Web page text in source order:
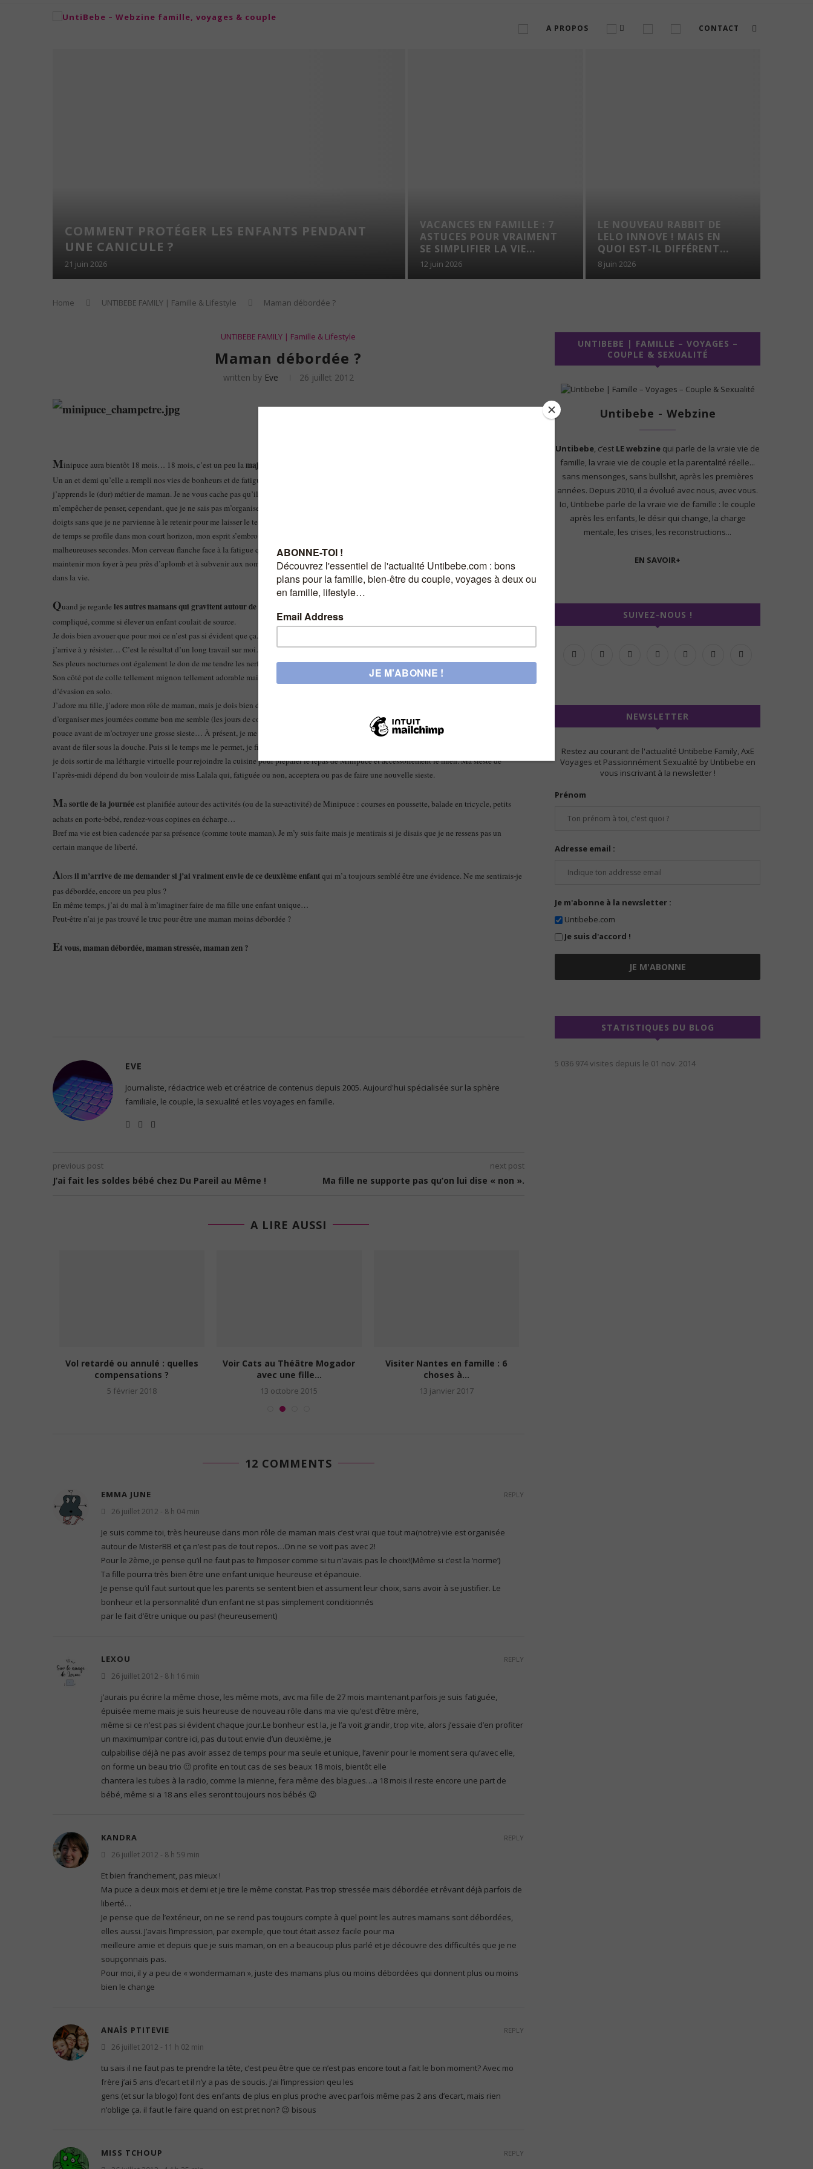
A PROPOS CONTACT
COMMENT PROTÉGER LES ENFANTS PENDANT
UNE CANICULE ?
21 juin 2026
VACANCES EN FAMILLE : 7
ASTUCES POUR VRAIMENT
SE SIMPLIFIER LA VIE...
12 juin 2026
LE NOUVEAU RABBIT DE
LELO INNOVE ! MAIS EN
QUOI EST-IL DIFFÉRENT...
8 juin 2026
Home UNTIBEBE FAMILY | Famille & Lifestyle Maman débordée ?
UNTIBEBE FAMILY | Famille & Lifestyle
Maman débordée ?
written by Eve 26 juillet 2012
Minipuce aura bientôt 18 mois… 18 mois, c’est un peu lamajorité des bébés, le passage de l’âge du tout petit à l’enfance
Un an et demi qu’elle a rempli nos vies de bonheurs et de fatigue, d’agacement parfois et de merveilleux souvenirs. Un an et demi que
j’apprends le (dur) métier de maman. Je ne vous cache pas qu’il m’arrive de pester contre ma vie que je trouve désormais trop chargée. Je ne peux
m’empêcher de penser, cependant, que je ne sais pas m’organiser. Je me sens toujours dépassée et débordée, comme si le temps filait entre mes
doigts sans que je ne parvienne à le retenir pour me laisser le temps de faire le milliards de choses qui grouillent dans ma tête. Et, quand un peu
de temps se profile dans mon court horizon, mon esprit s’embrouille et semble effacer le disque dur de mes pensées en l’espace de quelques
malheureuses secondes. Mon cerveau flanche face à la fatigue qui m’a envahit sans que je ne m’en rende réellement compte, trop occupée à
maintenir mon foyer à peu près d’aplomb et à subvenir aux nombreux besoins d’une petite fille de presque 18 mois qui sait déjà ce qu’elle veut
dans la vie.
Quand je regarde les autres mamans qui gravitent autour de moi, elle semble presque zen
compliqué, comme si élever un enfant coulait de source.
Je dois bien avouer que pour moi ce n’est pas si évident que ça. Pendant longtemps j’ai angoissé à entendre les pleurs de ma fille. À présent
j’arrive à y résister… C’est le résultat d’un long travail sur moi…
Ses pleurs nocturnes ont également le don de me tendre les nerfs.
Son côté pot de colle tellement mignon tellement adorable mais tellement présent a tendance à m’étouffer, me permettant ainsi de faire des rêves
d’évasion en solo.
J’adore ma fille, j’adore mon rôle de maman, mais je dois bien dire que je me sens parfois en manque de liberté. S’en est bien fini la possibilité
d’organiser mes journées comme bon me semble (les jours de congés bien évidemment), à trainasser des heures devant mon Pc, manger sur le
pouce avant de m’octroyer une grosse sieste… À présent, je me lave vite fait avant de prendre mon petit dej’, j’attends que la petite fasse sa sieste
avant de filer sous la douche. Puis si le temps me le permet, je file sur mon Pc… Plus le temps de trainer, je vais à l’essentiel. Au bout d’un temps
je dois sortir de ma léthargie virtuelle pour rejoindre la cuisine pour préparer le repas de Minipuce et accessoirement le mien. Ma sieste de
l’après-midi dépend du bon vouloir de miss Lalala qui, fatiguée ou non, acceptera ou pas de faire une nouvelle sieste.
Masortie de la journéeest planifiée autour des activités (ou de la sur-activité) de Minipuce : courses en poussette, balade en tricycle, petits
achats en porte-bébé, rendez-vous copines en écharpe…
Bref ma vie est bien cadencée par sa présence (comme toute maman). Je m’y suis faite mais je mentirais si je disais que je ne ressens pas un
certain manque de liberté.
Alorsil m’arrive de me demander si j’ai vraiment envie de ce deuxième enfantqui m’a toujours semblé être une évidence. Ne me sentirais-je
pas débordée, encore un peu plus ?
En même temps, j’ai du mal à m’imaginer faire de ma fille une enfant unique…
Peut-être n’ai je pas trouvé le truc pour être une maman moins débordée ?
Et vous, maman débordée, maman stressée, maman zen ?
EVE
Journaliste, rédactrice web et créatrice de contenus depuis 2005. Aujourd'hui spécialisée sur la sphère
familiale, le couple, la sexualité et les voyages en famille.
previous post
J’ai fait les soldes bébé chez Du Pareil au Même !
next post
Ma fille ne supporte pas qu’on lui dise « non ».
A LIRE AUSSI
Vol retardé ou annulé : quelles
compensations ?
5 février 2018
Voir Cats au Théâtre Mogador
avec une fille...
13 octobre 2015
Visiter Nantes en famille : 6
choses à...
13 janvier 2017
12 COMMENTS
EMMA JUNE
26 juillet 2012 - 8 h 04 min
Je suis comme toi, très heureuse dans mon rôle de maman mais c’est vrai que tout ma(notre) vie est organisée
autour de MisterBB et ça n’est pas de tout repos…On ne se voit pas avec 2!
Pour le 2ème, je pense qu’il ne faut pas te l’imposer comme si tu n’avais pas le choix!(Même si c’est la ‘norme’)
Ta fille pourra très bien être une enfant unique heureuse et épanouie.
Je pense qu’il faut surtout que les parents se sentent bien et assument leur choix, sans avoir à se justifier. Le
bonheur et la personnalité d’un enfant ne st pas simplement conditionnés
par le fait d’être unique ou pas! (heureusement)
REPLY
LEXOU
26 juillet 2012 - 8 h 16 min
j’aurais pu écrire la même chose, les même mots, avc ma fille de 27 mois maintenant.parfois je suis fatiguée,
épuisée meme mais je suis heureuse de nouveau rôle dans ma vie qu’est d’être mère,
même si ce n’est pas si évident chaque jour.Le bonheur est la, je l’a voit grandir, trop vite, alors j’essaie d’en profiter
un maximum!par contre ici, pas du tout envie d’un deuxième, je
culpabilise déjà ne pas avoir assez de temps pour ma seule et unique, l’avenir pour le moment sera qu’avec elle,
on forme un beau trio 🙂 profite en tout cas de ses beaux 18 mois, bientôt elle
chantera les tubes à la radio, comme la mienne, fera même des blagues…a 18 mois il reste encore une part de
bébé, même si a 18 ans elles seront toujours nos bébés 😉
REPLY
KANDRA
26 juillet 2012 - 8 h 59 min
Et bien franchement, pas mieux !
Ma puce a deux mois et demi et je tire le même constat. Pas trop stressée mais débordée et rêvant déjà parfois de
liberté…
Je pense que de l’extérieur, on ne se rend pas toujours compte à quel point les autres mamans sont débordées,
elles aussi. J’avais l’impression, par exemple, que tout était assez facile pour ma
meilleure amie et depuis que je suis maman, on en a beaucoup plus parlé et je découvre des difficultés que je ne
soupçonnais pas.
Pour moi, il y a peu de « wondermaman », juste des mamans plus ou moins débordées qui donnent plus ou moins
bien le change
REPLY
ANAÏS PTITEVIE
26 juillet 2012 - 11 h 02 min
tu sais il ne faut pas te prendre la tête, c’est peu être que ce n’est pas encore tout a fait le bon moment? Avec mo
frère j’ai 5 ans d’ecart et il n’y a pas de soucis. j’ai l’impression qeu les
gens (et sur la blogo) font des enfants de plus en plus proche avec parfois même pas 2 ans d’ecart, mais rien
n’oblige ça. il faut le faire quand on est pret non? 😉 bisous
REPLY
MISS TCHOUP REPLY
UNTIBEBE | FAMILLE – VOYAGES –
COUPLE & SEXUALITÉ
Untibebe - Webzine
Untibebe, c’est LE webzine qui parle de la vraie vie de
famille, la vraie vie de couple et la parentalité réelle...
sans mensonges, sans bullshit, après les premières
années. Depuis 2010, il a évolué avec nous, avec vous.
Ici, Untibebe parle de la vraie vie de famille : le couple
après les enfants, le désir qui change, la charge
mentale, les crises, les reconstructions...
EN SAVOIR+
SUIVEZ-NOUS !
NEWSLETTER
Restez au courant de l'actualité Untibebe Family, AxE
Voyages et Passionnément Sexualité by Untibebe en
vous inscrivant à la newsletter !
Prénom
Adresse email :
Je m'abonne à la newsletter :
Untibebe.com
Je suis d'accord !
STATISTIQUES DU BLOG
5 036 974 visites depuis le 01 nov. 2014